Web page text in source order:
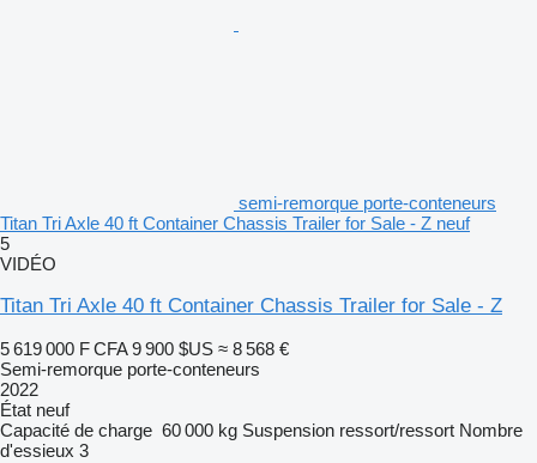
semi-remorque porte-conteneurs
Titan Tri Axle 40 ft Container Chassis Trailer for Sale - Z neuf
5
VIDÉO
Titan Tri Axle 40 ft Container Chassis Trailer for Sale - Z
5 619 000 F CFA 9 900 $US ≈ 8 568 €
Semi-remorque porte-conteneurs
2022
État neuf
Capacité de charge 60 000 kg Suspension ressort/ressort Nombre
d'essieux 3